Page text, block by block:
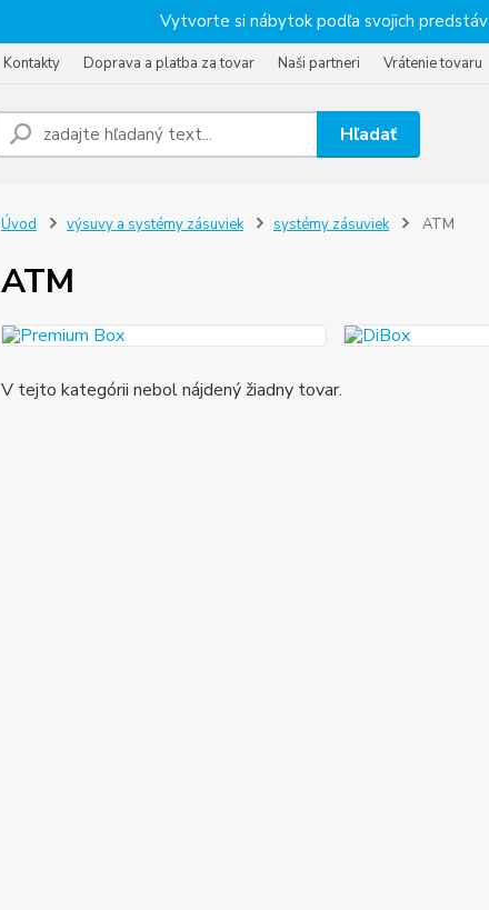
Vytvorte si nábytok podľa svojich predstáv
Kontakty Doprava a platba za tovar Naši partneri Vrátenie tovaru
Hľadať
Úvod výsuvy a systémy zásuviek systémy zásuviek ATM
ATM
V tejto kategórii nebol nájdený žiadny tovar.